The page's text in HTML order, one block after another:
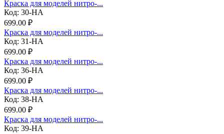
Краска для моделей нитро-...
Код: 30-НА
699.00 ₽
Краска для моделей нитро-...
Код: 31-НА
699.00 ₽
Краска для моделей нитро-...
Код: 36-НА
699.00 ₽
Краска для моделей нитро-...
Код: 38-НА
699.00 ₽
Краска для моделей нитро-...
Код: 39-НА